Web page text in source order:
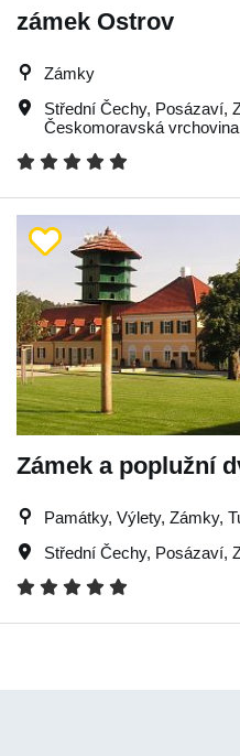
zámek Ostrov
Zámky
Střední Čechy, Posázaví,
Českomoravská vrchovina
Zámek a poplužní
Památky, Výlety, Zámky,
Střední Čechy, Posázaví,